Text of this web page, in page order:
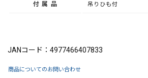
付属品 吊りひも付
JANコード：4977466407833
商品についてのお問い合わせ